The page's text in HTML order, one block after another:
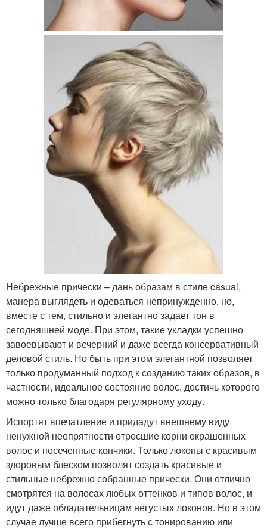
Небрежные прически – дань образам в стиле casual,
манера выглядеть и одеваться непринужденно, но,
вместе с тем, стильно и элегантно задает тон в
сегодняшней моде. При этом, такие укладки успешно
завоевывают и вечерний и даже всегда консервативный
деловой стиль. Но быть при этом элегантной позволяет
только продуманный подход к созданию таких образов, в
частности, идеальное состояние волос, достичь которого
можно только благодаря регулярному уходу.
Испортят впечатление и придадут внешнему виду
ненужной неопрятности отросшие корни окрашенных
волос и посеченные кончики. Только локоны с красивым
здоровым блеском позволят создать красивые и
стильные небрежно собранные прически. Они отлично
смотрятся на волосах любых оттенков и типов волос, и
идут даже обладательницам негустых локонов. Но в этом
случае лучше всего прибегнуть с тонированию или